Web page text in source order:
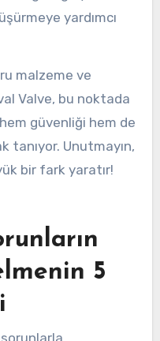
yardımcı
malzeme ve
Valve, bu noktada
güvenliği hem de
tanıyor. Unutmayın,
bir fark yaratır!
5